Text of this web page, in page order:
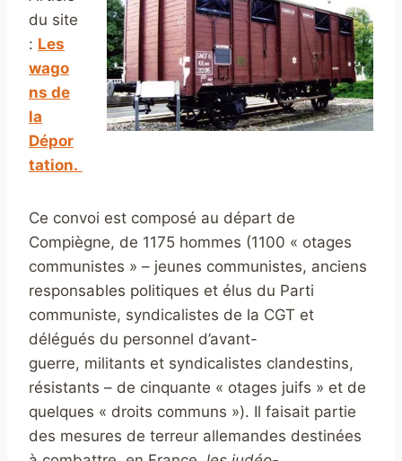
du site
: Les
wago
ns de
la
Dépor
tation.
Ce convoi est composé au départ de
Compiègne, de 1175 hommes (1100 « otages
communistes » – jeunes communistes, anciens
responsables politiques et élus du Parti
communiste, syndicalistes de la CGT et
délégués du personnel d’avant-
guerre, militants et syndicalistes clandestins,
résistants – de cinquante « otages juifs » et de
quelques « droits communs »). Il faisait partie
des mesures de terreur allemandes destinées